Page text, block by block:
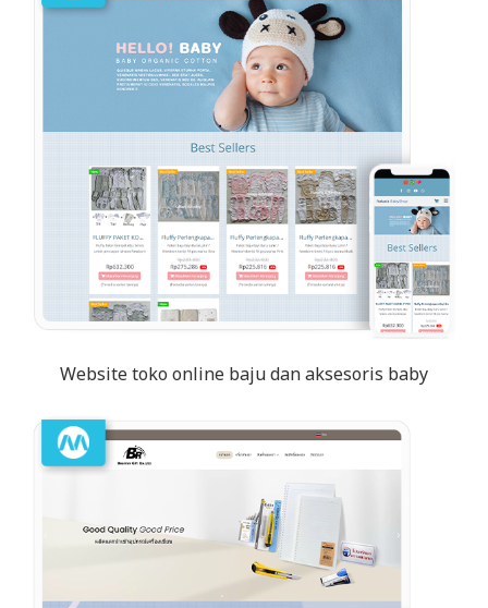
Website toko online baju dan aksesoris baby